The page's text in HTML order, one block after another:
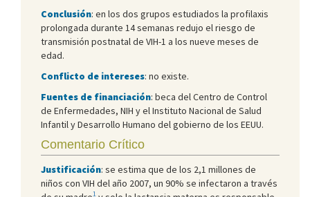
Conclusión: en los dos grupos estudiados la profilaxis
prolongada durante 14 semanas redujo el riesgo de
transmisión postnatal de VIH-1 a los nueve meses de
edad.
Conflicto de intereses: no existe.
Fuentes de financiación: beca del Centro de Control
de Enfermedades, NIH y el Instituto Nacional de Salud
Infantil y Desarrollo Humano del gobierno de los EEUU.
Comentario Crítico
Justificación: se estima que de los 2,1 millones de
niños con VIH del año 2007, un 90% se infectaron a través
1